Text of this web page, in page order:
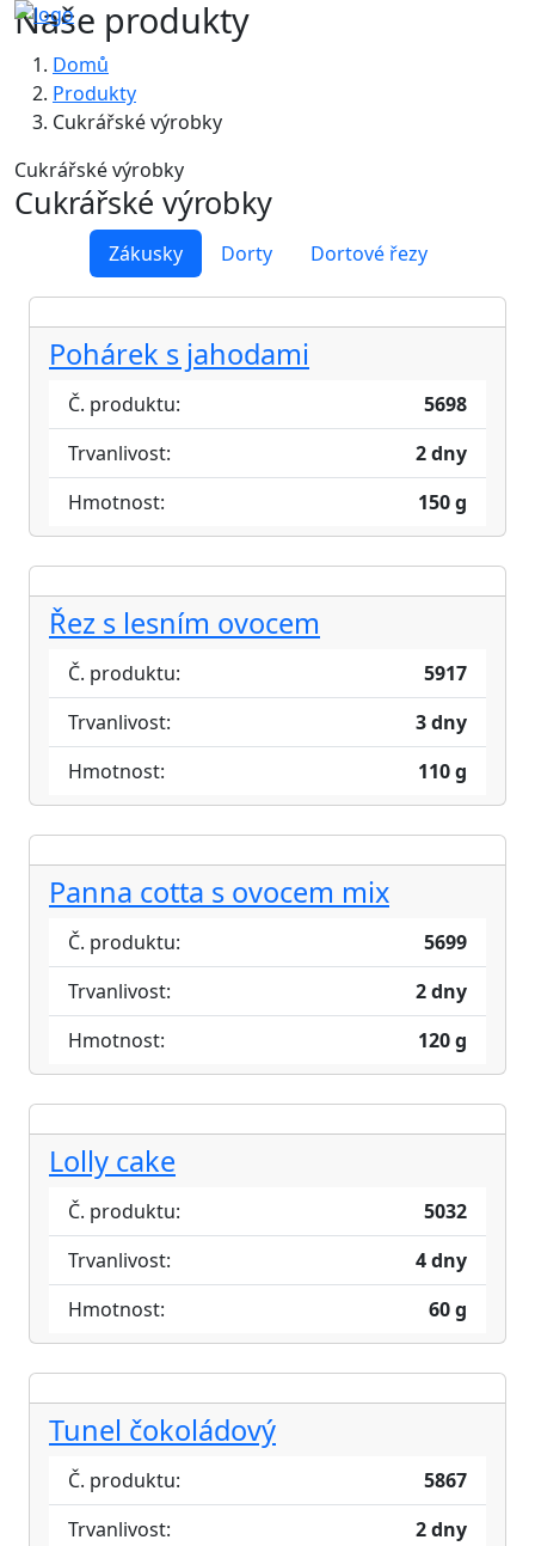
Naše produkty
Domů
Produkty
Cukrářské výrobky
Cukrářské výrobky
Cukrářské výrobky
Zákusky Dorty Dortové řezy
Pohárek s jahodami
Č. produktu:
5698
Trvanlivost:
2 dny
Hmotnost:
150 g
Řez s lesním ovocem
Č. produktu:
5917
Trvanlivost:
3 dny
Hmotnost:
110 g
Panna cotta s ovocem mix
Č. produktu:
5699
Trvanlivost:
2 dny
Hmotnost:
120 g
Lolly cake
Č. produktu:
5032
Trvanlivost:
4 dny
Hmotnost:
60 g
Tunel čokoládový
Č. produktu:
5867
Trvanlivost:
2 dny